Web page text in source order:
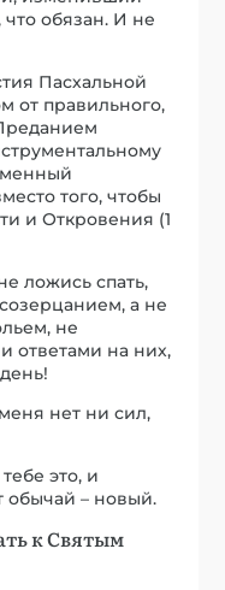
что обязан. И не
Пасхальной
от правильного,
того, чтобы
и Откровения (1
ложись спать,
а не
не
ответами на них,
нет ни сил,
это, и
обычай – новый.
к Святым